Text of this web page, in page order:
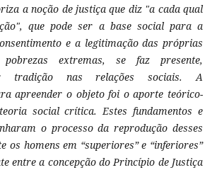
a noção de justiça que diz "a cada qual
que pode ser a base social para a
e a legitimação das próprias
pobrezas extremas, se faz presente,
tradição nas relações sociais. A
apreender o objeto foi o aporte teórico-
social crítica. Estes fundamentos e
o processo da reprodução desses
os homens em “superiores” e “inferiores”
entre a concepção do Princípio de Justiça